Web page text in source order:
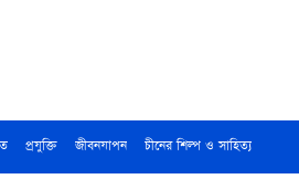
প্রযুক্তি জীবনযাপন চীনের শিল্প ও সাহিত্য